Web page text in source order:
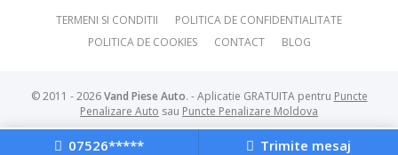
07526***** Trimite mesaj
TERMENI SI CONDITII
POLITICA DE CONFIDENTIALITATE
POLITICA DE COOKIES
CONTACT BLOG
© 2011 - 2026Vand Piese Auto. - Aplicatie GRATUITA pentru Puncte
Penalizare Auto sau Puncte Penalizare Moldova